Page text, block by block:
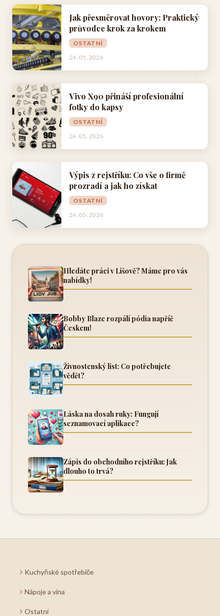
Jak přesměrovat hovory: Praktický
průvodce krok za krokem
OSTATNÍ
24. 05. 2026
Vivo X90 přináší profesionální
fotky do kapsy
OSTATNÍ
24. 05. 2026
Výpis z rejstříku: Co vše o firmě
prozradí a jak ho získat
OSTATNÍ
24. 05. 2026
Hledáte práci v Lišově? Máme pro vás
nabídky!
Bobby Blaze rozpálí pódia napříč
Českem!
Živnostenský list: Co potřebujete
vědět?
Láska na dosah ruky: Fungují
seznamovací aplikace?
Zápis do obchodního rejstříku: Jak
dlouho to trvá?
Kuchyňské spotřebiče
Nápoje a vína
Ostatní